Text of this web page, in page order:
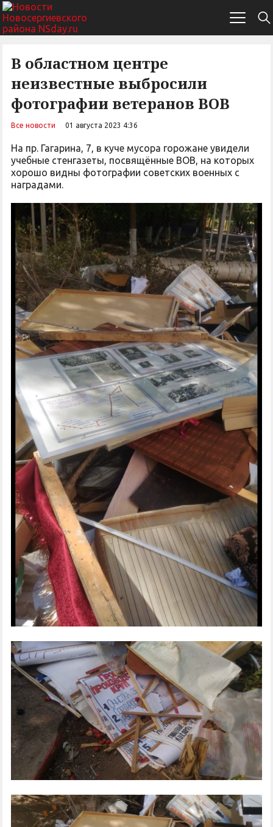
В областном центре
неизвестные выбросили
фотографии ветеранов ВОВ
Все новости 01 августа 2023 4:36
На пр. Гагарина, 7, в куче мусора горожане увидели
учебные стенгазеты, посвящённые ВОВ, на которых
хорошо видны фотографии советских военных с
наградами.